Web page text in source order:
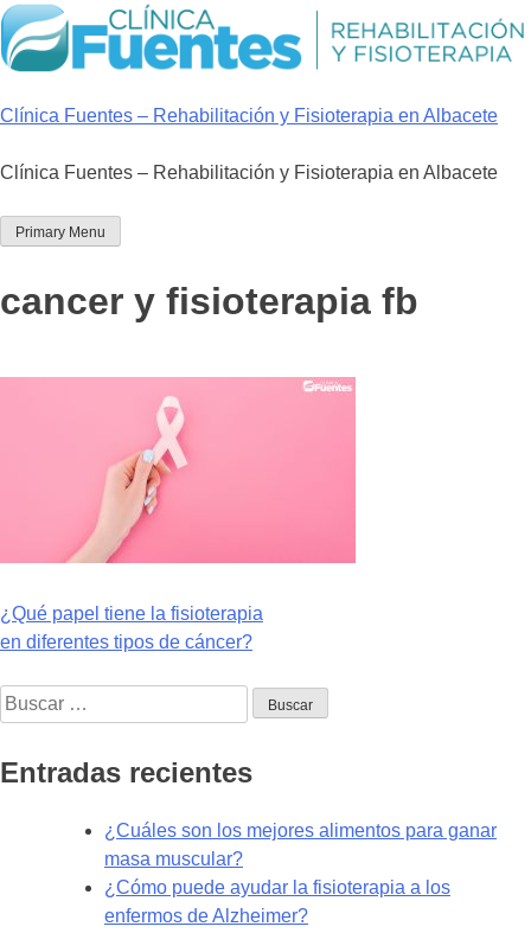
Skip
to
content
Clínica Fuentes – Rehabilitación y Fisioterapia en Albacete
Clínica Fuentes – Rehabilitación y Fisioterapia en Albacete
Primary Menu
cancer y fisioterapia fb
Navegación
de
entradas
¿Qué papel tiene la fisioterapia
en diferentes tipos de cáncer?
Buscar:
Entradas recientes
¿Cuáles son los mejores alimentos para ganar
masa muscular?
¿Cómo puede ayudar la fisioterapia a los
enfermos de Alzheimer?